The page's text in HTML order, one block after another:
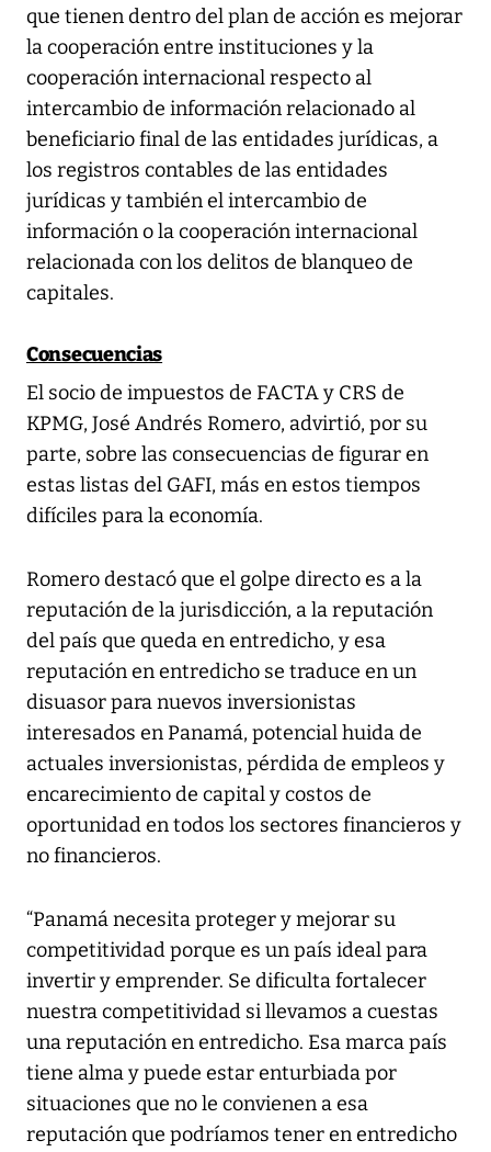
que tienen dentro del plan de acción es mejorar
la cooperación entre instituciones y la
cooperación internacional respecto al
intercambio de información relacionado al
beneficiario final de las entidades jurídicas, a
los registros contables de las entidades
jurídicas y también el intercambio de
información o la cooperación internacional
relacionada con los delitos de blanqueo de
capitales.
Consecuencias
El socio de impuestos de FACTA y CRS de
KPMG, José Andrés Romero, advirtió, por su
parte, sobre las consecuencias de figurar en
estas listas del GAFI, más en estos tiempos
difíciles para la economía.
Romero destacó que el golpe directo es a la
reputación de la jurisdicción, a la reputación
del país que queda en entredicho, y esa
reputación en entredicho se traduce en un
disuasor para nuevos inversionistas
interesados en Panamá, potencial huida de
actuales inversionistas, pérdida de empleos y
encarecimiento de capital y costos de
oportunidad en todos los sectores financieros y
no financieros.
“Panamá necesita proteger y mejorar su
competitividad porque es un país ideal para
invertir y emprender. Se dificulta fortalecer
nuestra competitividad si llevamos a cuestas
una reputación en entredicho. Esa marca país
tiene alma y puede estar enturbiada por
situaciones que no le convienen a esa
reputación que podríamos tener en entredicho